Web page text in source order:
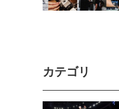
カテゴリ